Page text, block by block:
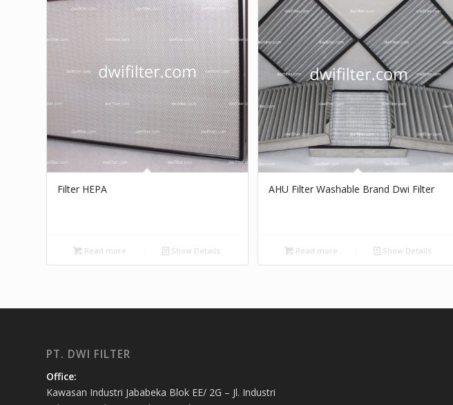
Filter HEPA
Read more Show Details
AHU Filter Washable Brand Dwi Filter
Read more Show Details
PT. DWI FILTER
Office:
Kawasan Industri Jababeka Blok EE/ 2G – Jl. Industri